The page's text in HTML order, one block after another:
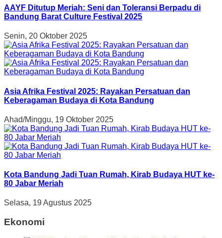
AAYF Ditutup Meriah: Seni dan Toleransi Berpadu di
Bandung Barat Culture Festival 2025
Senin, 20 Oktober 2025
Asia Afrika Festival 2025: Rayakan Persatuan dan
Keberagaman Budaya di Kota Bandung
Ahad/Minggu, 19 Oktober 2025
Kota Bandung Jadi Tuan Rumah, Kirab Budaya HUT ke-
80 Jabar Meriah
Selasa, 19 Agustus 2025
Ekonomi